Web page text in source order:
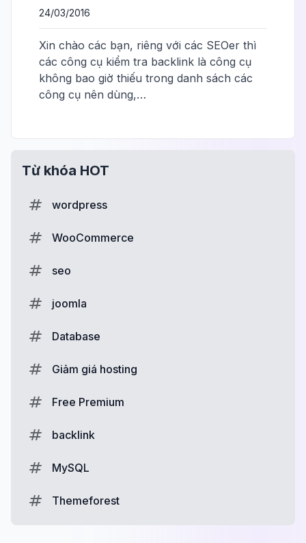
24/03/2016
Xin chào các bạn, riêng với các SEOer thì
các công cụ kiểm tra backlink là công cụ
không bao giờ thiếu trong danh sách các
công cụ nên dùng,…
Từ khóa HOT
wordpress
WooCommerce
seo
joomla
Database
Giảm giá hosting
Free Premium
backlink
MySQL
Themeforest